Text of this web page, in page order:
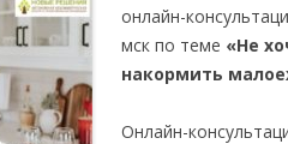
онлайн-
мск по теме «Не
накормить
Онлайн-